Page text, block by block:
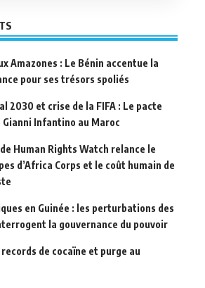
Amazones : Le Bénin accentue la
pour ses trésors spoliés
2030 et crise de la FIFA : Le pacte
Infantino au Maroc
Human Rights Watch relance le
d’Africa Corps et le coût humain de
en Guinée : les perturbations des
la gouvernance du pouvoir
de cocaïne et purge au